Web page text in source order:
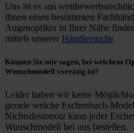
Uns ist es aus
Ihnen einen bestimmten
Augenoptiker in Ihrer Nähe
mittels unserer Händlersuche.
Können Sie mir sagen, bei welchem
Wunschmodell vorrätig ist?
Leider haben wir keine
gerade welche Eschenbach-
Nichtsdestotrotz kann jeder
Wunschmodell bei uns bestellen.